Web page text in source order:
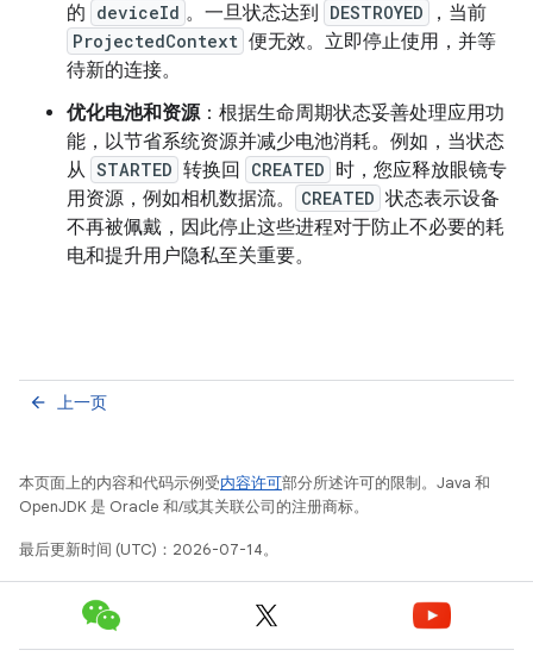
的 deviceId 。一旦状态达到 DESTROYED ，当前
ProjectedContext 便无效。立即停止使用，并等
待新的连接。
优化电池和资源：根据生命周期状态妥善处理应用功
能，以节省系统资源并减少电池消耗。例如，当状态
从 STARTED 转换回 CREATED 时，您应释放眼镜专
用资源，例如相机数据流。
CREATED 状态表示设备
不再被佩戴，因此停止这些进程对于防止不必要的耗
电和提升用户隐私至关重要。
上一页
arrow_back
本页面上的内容和代码示例受内容许可部分所述许可的限制。Java 和
OpenJDK 是 Oracle 和/或其关联公司的注册商标。
最后更新时间 (UTC)：2026-07-14。